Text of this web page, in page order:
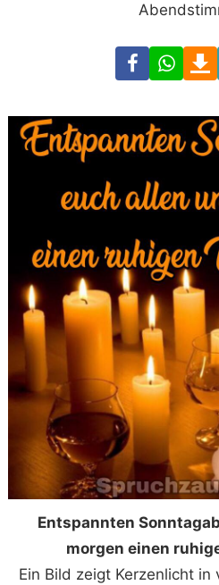
Facebook
Entspannten
morgen einen
Ein Bild zeigt Kerzenlicht in